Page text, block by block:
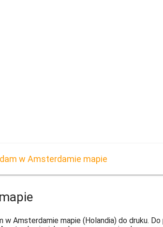
w Amsterdamie mapie
Amsterdamie mapie (Holandia) do druku.